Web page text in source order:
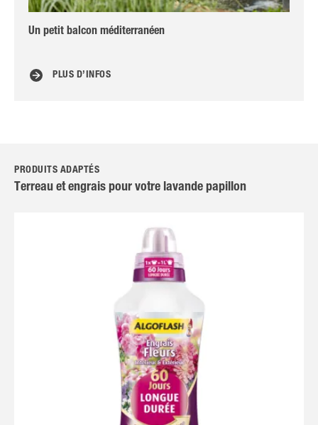
Un petit balcon méditerranéen
PLUS D’INFOS
PRODUITS ADAPTÉS
Terreau et engrais pour votre lavande papillon